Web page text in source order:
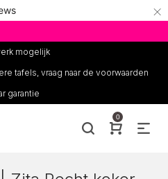
×
mogelijk
tafels, vraag naar de voorwaarden
garantie
0